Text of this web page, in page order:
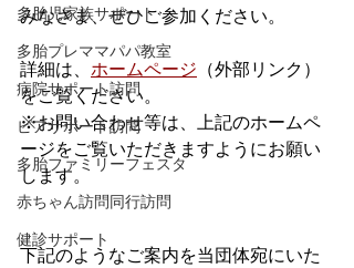
多胎児家族サポート
多胎プレママパパ教室
病院サポート訪問
ピアサポート訪問
多胎ファミリーフェスタ
赤ちゃん訪問同行訪問
健診サポート
みなさま、ぜひご参加ください。
詳細は、 ホームページ （外部リンク）
をご覧ください。
※お問い合わせ等は、上記のホームペ
ージをご覧いただきますようにお願い
します。
下記のようなご案内を当団体宛にいた